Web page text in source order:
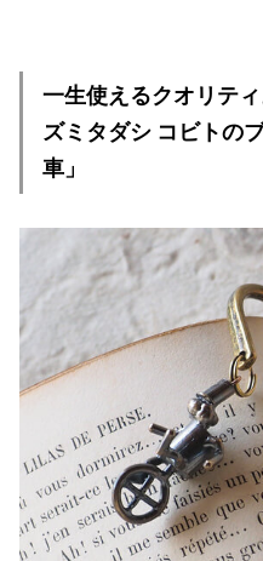
一生使えるクオリテ
ズミタダシ コビトの
車」